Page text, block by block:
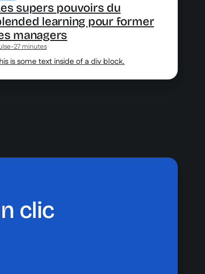
supers pouvoirs du
learning pour former
managers
-27 minutes
is some text inside of a div block.
clic